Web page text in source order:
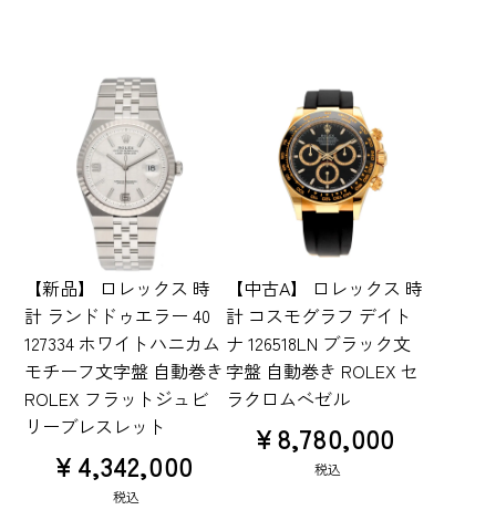
【新品】 ロレックス 時
計 ランドドゥエラー 40
127334 ホワイトハニカム
モチーフ文字盤 自動巻き
ROLEX フラットジュビ
リーブレスレット
¥ 4,342,000
税込
【中古A】 ロレックス 時
計 コスモグラフ デイト
ナ 126518LN ブラック文
字盤 自動巻き ROLEX セ
ラクロムベゼル
¥8,780,000
税込